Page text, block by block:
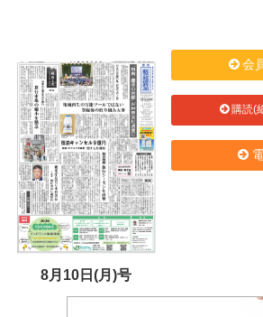
8月10日(月)号
会
購読(